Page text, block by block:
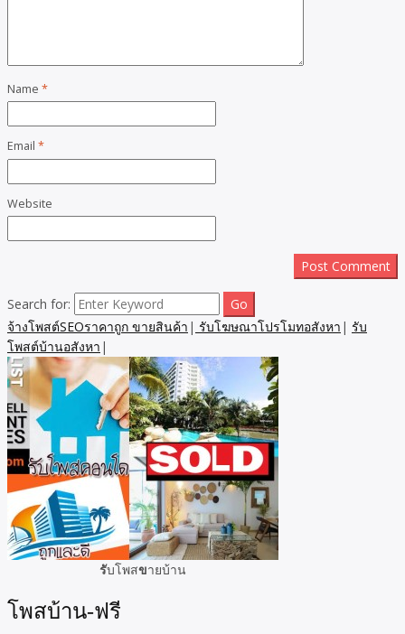
Name *
Email *
Website
Search for:
จ้างโพสต์SEOราคาถูก ขายสินค้า | รับโฆษณาโปรโมทอสังหา | รับ
โพสต์บ้านอสังหา |
รับโพสขายบ้าน
โพสบ้าน-ฟรี